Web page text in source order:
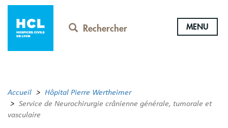
Aller
contenu
principal
Rechercher MENU
Accueil
Hôpital Pierre Wertheimer
Service de Neurochirurgie crânienne générale, tumorale et
vasculaire